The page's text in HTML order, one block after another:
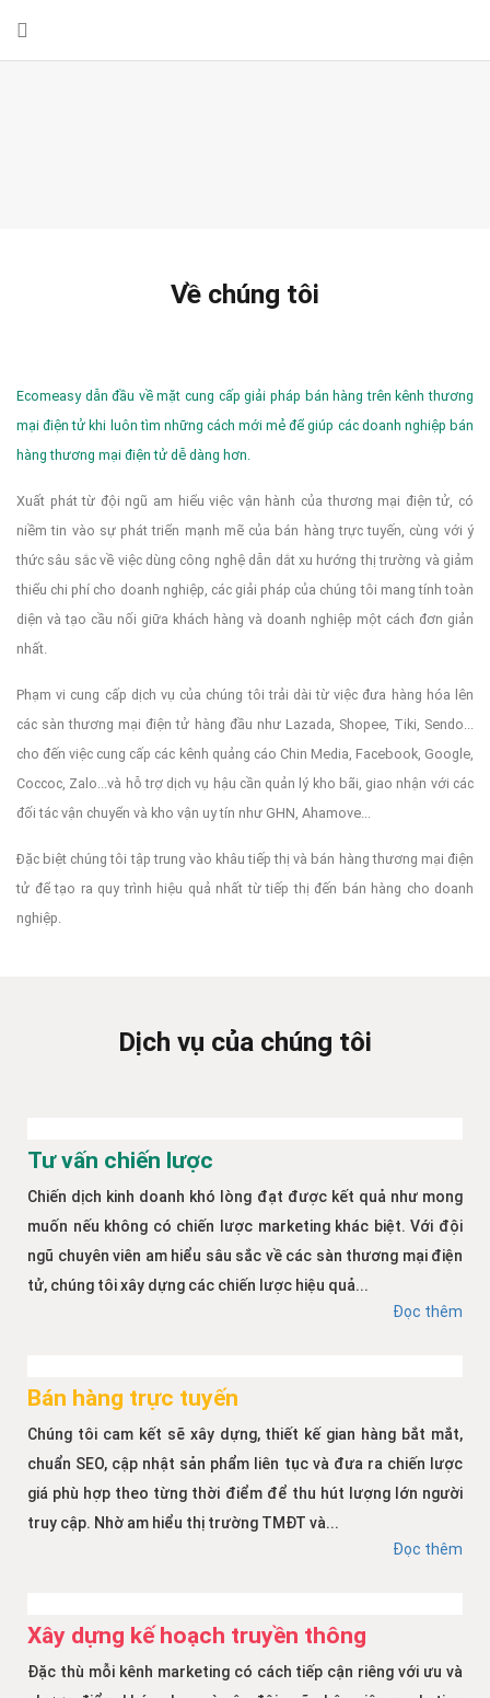
Về chúng tôi
Ecomeasy dẫn đầu về mặt cung cấp giải pháp bán hàng trên kênh thương
mại điện tử khi luôn tìm những cách mới mẻ để giúp các doanh nghiệp bán
hàng thương mại điện tử dễ dàng hơn.
Xuất phát từ đội ngũ am hiểu việc vận hành của thương mại điện tử, có
niềm tin vào sự phát triển mạnh mẽ của bán hàng trực tuyến, cùng với ý
thức sâu sắc về việc dùng công nghệ dẫn dắt xu hướng thị trường và giảm
thiểu chi phí cho doanh nghiệp, các giải pháp của chúng tôi mang tính toàn
diện và tạo cầu nối giữa khách hàng và doanh nghiệp một cách đơn giản
nhất.
Phạm vi cung cấp dịch vụ của chúng tôi trải dài từ việc đưa hàng hóa lên
các sàn thương mại điện tử hàng đầu như Lazada, Shopee, Tiki, Sendo...
cho đến việc cung cấp các kênh quảng cáo Chin Media, Facebook, Google,
Coccoc, Zalo...và hỗ trợ dịch vụ hậu cần quản lý kho bãi, giao nhận với các
đối tác vận chuyển và kho vận uy tín như GHN, Ahamove...
Đặc biệt chúng tôi tập trung vào khâu tiếp thị và bán hàng thương mại điện
tử để tạo ra quy trình hiệu quả nhất từ tiếp thị đến bán hàng cho doanh
nghiệp.
Dịch vụ của chúng tôi
Tư vấn chiến lược
Chiến dịch kinh doanh khó lòng đạt được kết quả như mong
muốn nếu không có chiến lược marketing khác biệt. Với đội
ngũ chuyên viên am hiểu sâu sắc về các sàn thương mại điện
tử, chúng tôi xây dựng các chiến lược hiệu quả...
Đọc thêm
Bán hàng trực tuyến
Chúng tôi cam kết sẽ xây dựng, thiết kế gian hàng bắt mắt,
chuẩn SEO, cập nhật sản phẩm liên tục và đưa ra chiến lược
giá phù hợp theo từng thời điểm để thu hút lượng lớn người
truy cập. Nhờ am hiểu thị trường TMĐT và...
Đọc thêm
Xây dựng kế hoạch truyền thông
Đặc thù mỗi kênh marketing có cách tiếp cận riêng với ưu và